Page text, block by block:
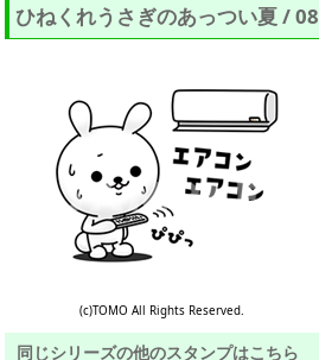
ひねくれうさぎのあっつい夏 / 08
(c)TOMO All Rights Reserved.
同じシリーズの他のスタンプはこちら